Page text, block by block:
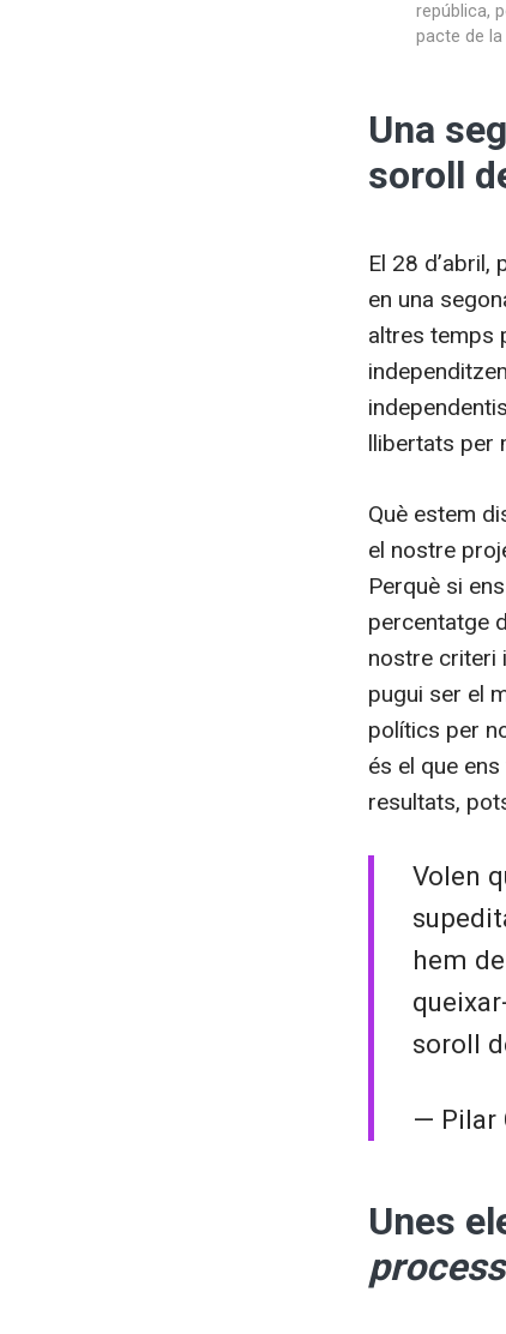
república,
pacte de
Una
soroll
El 28 d’abril,
en una
altres temps
llibertats per
Què estem
el nostre
Perquè si
percentatge
nostre criteri
pugui ser el
polítics per
és el que
resultats,
Volen
hem
soroll
— Pilar
Unes